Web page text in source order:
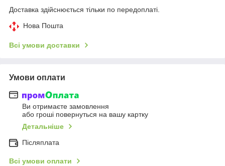
Доставка здійснюється тільки по передоплаті.
Нова Пошта
Всі умови доставки
Умови оплати
Ви отримаєте замовлення
або гроші повернуться на вашу картку
Детальніше
Післяплата
Всі умови оплати